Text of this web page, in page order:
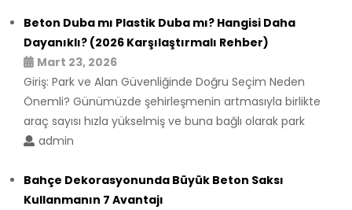
Beton Duba mı Plastik Duba mı? Hangisi Daha
Dayanıklı? (2026 Karşılaştırmalı Rehber)
Mart 23, 2026
Giriş: Park ve Alan Güvenliğinde Doğru Seçim Neden
Önemli? Günümüzde şehirleşmenin artmasıyla birlikte
araç sayısı hızla yükselmiş ve buna bağlı olarak park
admin
Bahçe Dekorasyonunda Büyük Beton Saksı
Kullanmanın 7 Avantajı